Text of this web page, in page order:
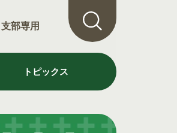
支部専用
トピックス